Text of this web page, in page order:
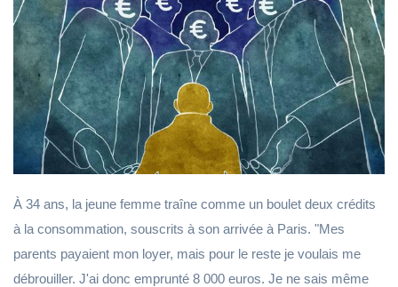
À 34 ans, la jeune femme traîne comme un boulet deux crédits
à la consommation, souscrits à son arrivée à Paris. "Mes
parents payaient mon loyer, mais pour le reste je voulais me
débrouiller. J'ai donc emprunté 8 000 euros. Je ne sais même